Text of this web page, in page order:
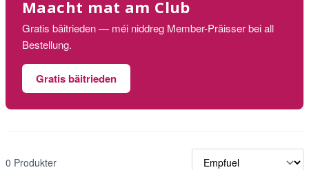
Maacht mat am Club
Gratis bäitrieden — méi niddreg Member-Präisser bei all
Bestellung.
Gratis bäitrieden
0 Produkter